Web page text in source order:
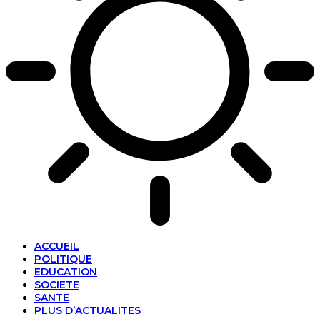
ACCUEIL
POLITIQUE
EDUCATION
SOCIETE
SANTE
PLUS D’ACTUALITES